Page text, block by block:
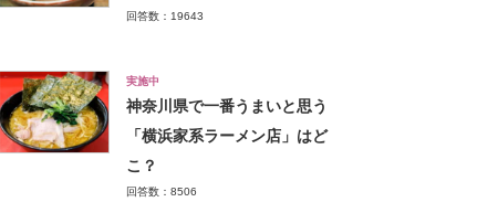
回答数：19643
実施中
神奈川県で一番うまいと思う
「横浜家系ラーメン店」はど
こ？
回答数：8506